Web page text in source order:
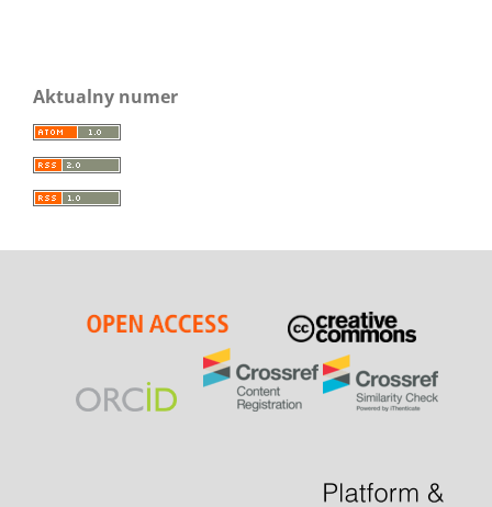
Aktualny numer